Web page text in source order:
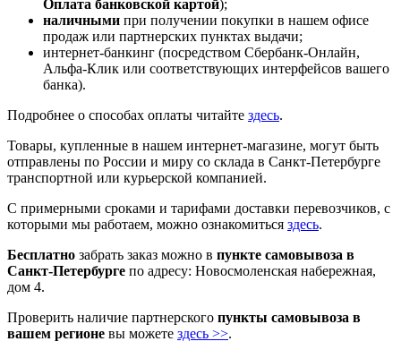
Оплата банковской картой);
наличными при получении покупки в нашем офисе
продаж или партнерских пунктах выдачи;
интернет-банкинг (посредством Сбербанк-Онлайн,
Альфа-Клик или соответствующих интерфейсов вашего
банка).
Подробнее о способах оплаты читайте здесь.
Товары, купленные в нашем интернет-магазине, могут быть
отправлены по России и миру со склада в Санкт-Петербурге
транспортной или курьерской компанией.
С примерными сроками и тарифами доставки перевозчиков, с
которыми мы работаем, можно ознакомиться здесь.
Бесплатно забрать заказ можно в пункте самовывоза в
Санкт-Петербурге по адресу: Новосмоленская набережная,
дом 4.
Проверить наличие партнерского пункты самовывоза в
вашем регионе вы можете здесь >>.